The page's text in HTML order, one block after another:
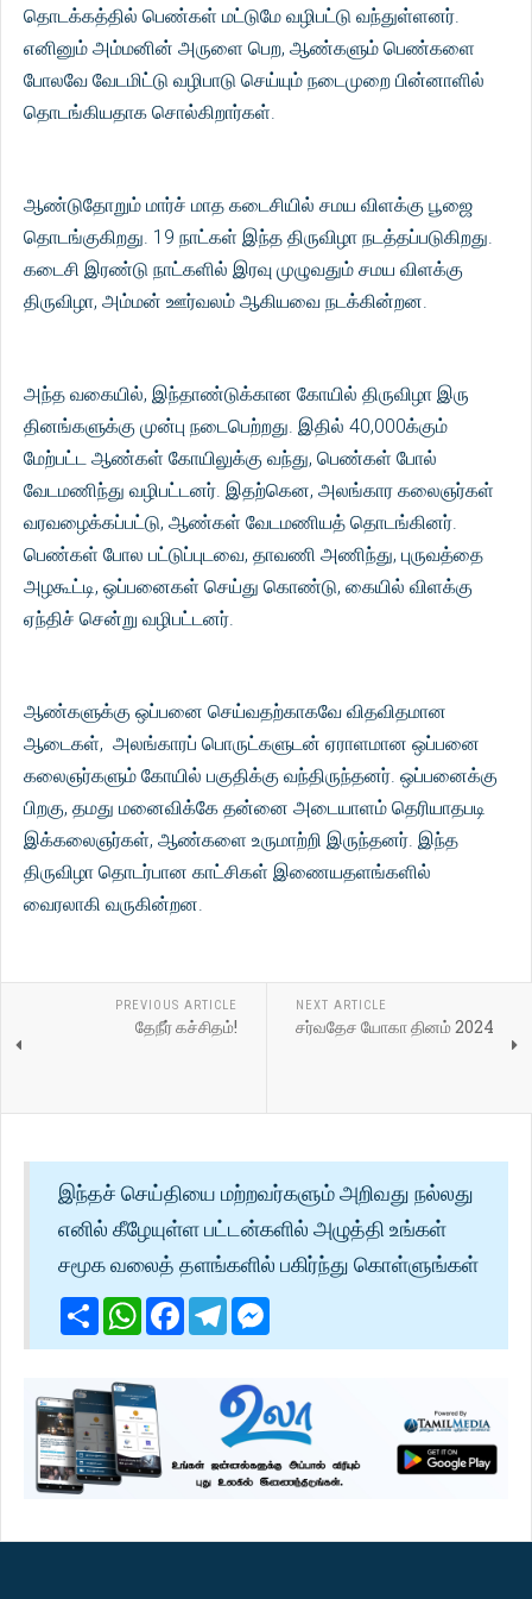
தொடக்கத்தில் பெண்கள் மட்டுமே வழிபட்டு வந்துள்ளனர்.
எனினும் அம்மனின் அருளை பெற, ஆண்களும் பெண்களை
போலவே வேடமிட்டு வழிபாடு செய்யும் நடைமுறை பின்னாளில்
தொடங்கியதாக சொல்கிறார்கள்.
ஆண்டுதோறும் மார்ச் மாத கடைசியில் சமய விளக்கு பூஜை
தொடங்குகிறது. 19 நாட்கள் இந்த திருவிழா நடத்தப்படுகிறது.
கடைசி இரண்டு நாட்களில் இரவு முழுவதும் சமய விளக்கு
திருவிழா, அம்மன் ஊர்வலம் ஆகியவை நடக்கின்றன.
அந்த வகையில், இந்தாண்டுக்கான கோயில் திருவிழா இரு
தினங்களுக்கு முன்பு நடைபெற்றது. இதில் 40,000க்கும்
மேற்பட்ட ஆண்கள் கோயிலுக்கு வந்து, பெண்கள் போல்
வேடமணிந்து வழிபட்டனர். இதற்கென, அலங்கார கலைஞர்கள்
வரவழைக்கப்பட்டு, ஆண்கள் வேடமணியத் தொடங்கினர்.
பெண்கள் போல பட்டுப்புடவை, தாவணி அணிந்து, புருவத்தை
அழகூட்டி, ஒப்பனைகள் செய்து கொண்டு, கையில் விளக்கு
ஏந்திச் சென்று வழிபட்டனர்.
ஆண்களுக்கு ஒப்பனை செய்வதற்காகவே விதவிதமான
ஆடைகள், அலங்காரப் பொருட்களுடன் ஏராளமான ஒப்பனை
கலைஞர்களும் கோயில் பகுதிக்கு வந்திருந்தனர். ஒப்பனைக்கு
பிறகு, தமது மனைவிக்கே தன்னை அடையாளம் தெரியாதபடி
இக்கலைஞர்கள், ஆண்களை உருமாற்றி இருந்தனர். இந்த
திருவிழா தொடர்பான காட்சிகள் இணையதளங்களில்
வைரலாகி வருகின்றன.
PREVIOUS ARTICLE
தேநீர் கச்சிதம்!
NEXT ARTICLE
சர்வதேச யோகா தினம் 2024
இந்தச் செய்தியை மற்றவர்களும் அறிவது நல்லது
எனில் கீழேயுள்ள பட்டன்களில் அழுத்தி உங்கள்
சமூக வலைத் தளங்களில் பகிர்ந்து கொள்ளுங்கள்
ShareWhatsApp
Facebook
Telegram